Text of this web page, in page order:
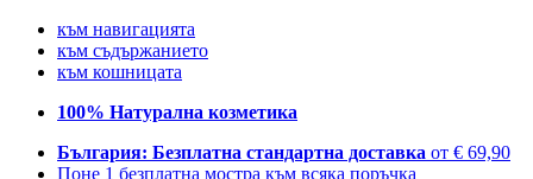
към навигацията
към съдържанието
към кошницата
100% Натурална козметика
България: Безплатна стандартна доставка от € 69,90
Поне 1 безплатна мостра към всяка поръчка